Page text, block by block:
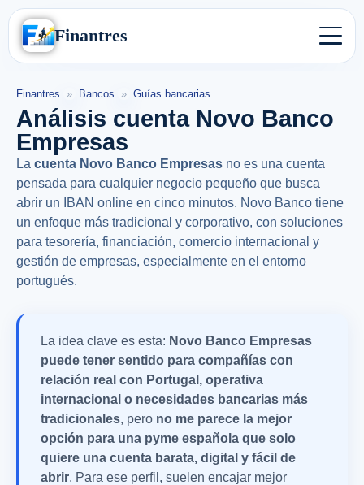
Finantres
Finantres » Bancos » Guías bancarias
Análisis cuenta Novo Banco
Empresas
La cuenta Novo Banco Empresas no es una cuenta
pensada para cualquier negocio pequeño que busca
abrir un IBAN online en cinco minutos. Novo Banco tiene
un enfoque más tradicional y corporativo, con soluciones
para tesorería, financiación, comercio internacional y
gestión de empresas, especialmente en el entorno
portugués.
La idea clave es esta: Novo Banco Empresas
puede tener sentido para compañías con
relación real con Portugal, operativa
internacional o necesidades bancarias más
tradicionales, pero no me parece la mejor
opción para una pyme española que solo
quiere una cuenta barata, digital y fácil de
abrir. Para ese perfil, suelen encajar mejor